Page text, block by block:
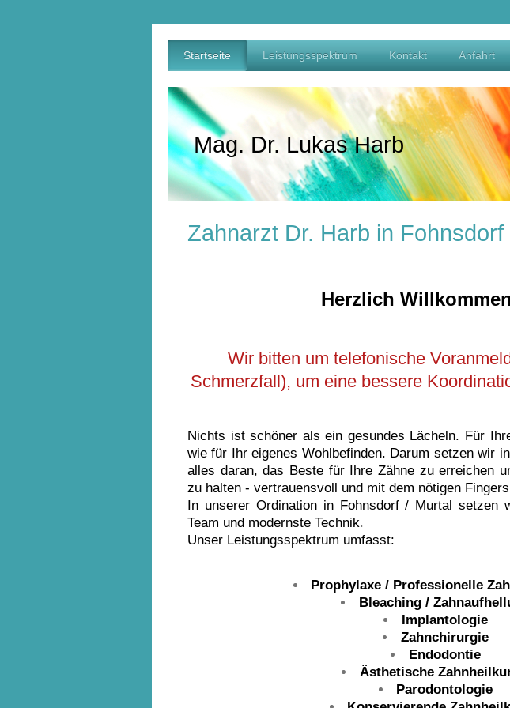
Startseite Leistungsspektrum Kontakt Anfahrt
Mag. Dr. Lukas Harb
Zahnarzt Dr. Harb in Fohnsdorf
Herzlich
Wir bitten um telefonische
Schmerzfall), um eine bessere
Nichts ist schöner als ein gesundes Lächeln. Für
wie für Ihr eigenes Wohlbefinden. Darum setzen wir
alles daran, das Beste für Ihre Zähne zu erreichen
zu halten - vertrauensvoll und mit dem nötigen
In unserer Ordination in Fohnsdorf / Murtal setzen
Team und modernste Technik.
Unser Leistungsspektrum umfasst:
Prophylaxe / Professionelle
Bleaching /
Implantologie
Zahnchirurgie
Endodontie
Ästhetische
Parodontologie